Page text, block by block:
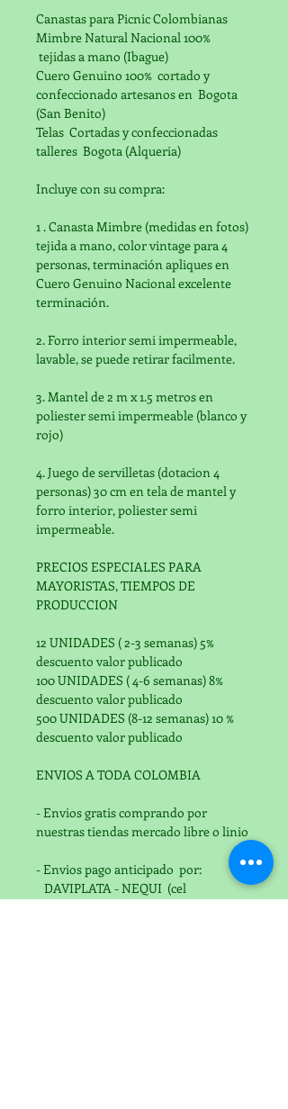
Canastas para Picnic Colombianas
Mimbre Natural Nacional 100%
tejidas a mano (Ibague)
Cuero Genuino 100%  cortado y
confeccionado artesanos en  Bogota
(San Benito)
Telas  Cortadas y confeccionadas
talleres  Bogota (Alqueria)
Incluye con su compra:
1 . Canasta Mimbre (medidas en fotos)
tejida a mano, color vintage para 4
personas, terminación apliques en
Cuero Genuino Nacional excelente
terminación.
2. Forro interior semi impermeable,
lavable, se puede retirar facilmente.
3. Mantel de 2 m x 1.5 metros en
poliester semi impermeable (blanco y
rojo)
4. Juego de servilletas (dotacion 4
personas) 30 cm en tela de mantel y
forro interior, poliester semi
impermeable.
PRECIOS ESPECIALES PARA
MAYORISTAS, TIEMPOS DE
PRODUCCION
12 UNIDADES ( 2-3 semanas) 5%
descuento valor publicado
100 UNIDADES ( 4-6 semanas) 8%
descuento valor publicado
500 UNIDADES (8-12 semanas) 10 %
descuento valor publicado
ENVIOS A TODA COLOMBIA
- Envios gratis comprando por
nuestras tiendas mercado libre o linio
- Envios pago anticipado  por:
DAVIPLATA - NEQUI  (cel